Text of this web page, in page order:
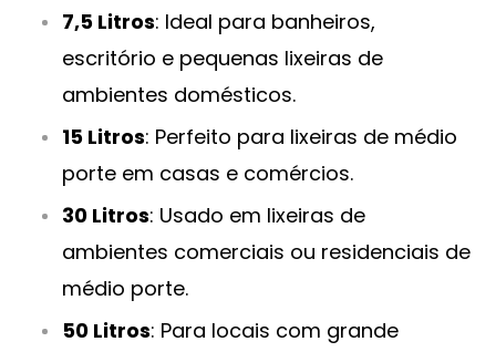
7,5 Litros: Ideal para banheiros,
escritório e pequenas lixeiras de
ambientes domésticos.
15 Litros: Perfeito para lixeiras de médio
porte em casas e comércios.
30 Litros: Usado em lixeiras de
ambientes comerciais ou residenciais de
médio porte.
50 Litros: Para locais com grande